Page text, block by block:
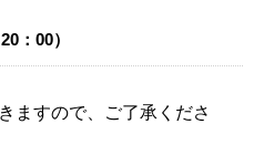
：00）
ますので、ご了承くださ